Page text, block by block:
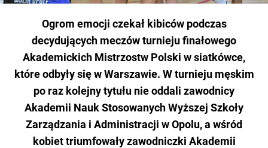
Ogrom emocji czekał kibiców podczas
decydujących meczów turnieju finałowego
Akademickich Mistrzostw Polski w siatkówce,
które odbyły się w Warszawie. W turnieju męskim
po raz kolejny tytułu nie oddali zawodnicy
Akademii Nauk Stosowanych Wyższej Szkoły
Zarządzania i Administracji w Opolu, a wśród
kobiet triumfowały zawodniczki Akademii